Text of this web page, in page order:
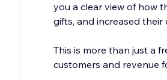
you a clear view of how
gifts, and increased
This is more than just a
customers and revenue